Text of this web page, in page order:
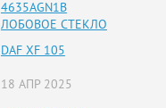
4635AGN1B
ЛОБОВОЕ СТЕКЛО
DAF XF 105
18 АПР 2025